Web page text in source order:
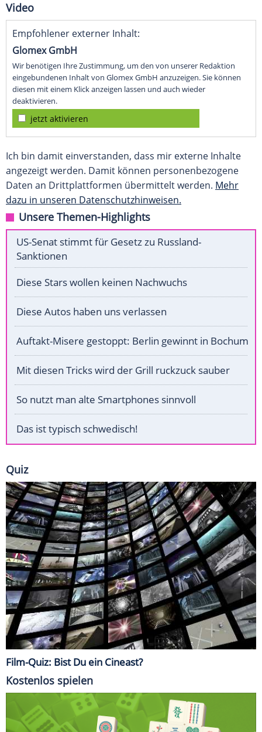
Video
Empfohlener externer Inhalt:
Glomex GmbH
Wir benötigen Ihre Zustimmung, um den von unserer Redaktion
eingebundenen Inhalt von Glomex GmbH anzuzeigen. Sie können
diesen mit einem Klick anzeigen lassen und auch wieder
deaktivieren.
jetzt aktivieren
Ich bin damit einverstanden, dass mir externe Inhalte
angezeigt werden. Damit können personenbezogene
Daten an Drittplattformen übermittelt werden. Mehr
dazu in unseren Datenschutzhinweisen.
Unsere Themen-Highlights
US-Senat stimmt für Gesetz zu Russland-
Sanktionen
Diese Stars wollen keinen Nachwuchs
Diese Autos haben uns verlassen
Auftakt-Misere gestoppt: Berlin gewinnt in Bochum
Mit diesen Tricks wird der Grill ruckzuck sauber
So nutzt man alte Smartphones sinnvoll
Das ist typisch schwedisch!
Quiz
Film-Quiz: Bist Du ein Cineast?
Kostenlos spielen